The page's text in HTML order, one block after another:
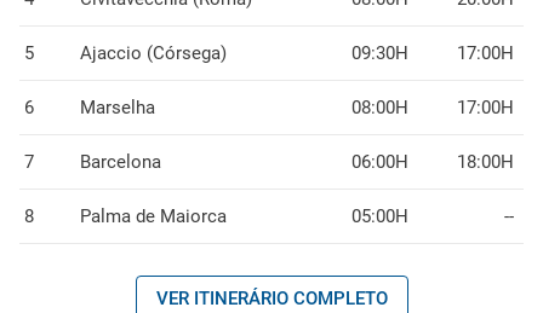
5 Ajaccio (Córsega) 09:30H 17:00H
6 Marselha 08:00H 17:00H
7 Barcelona 06:00H 18:00H
8 Palma de Maiorca 05:00H --
VER ITINERÁRIO COMPLETO